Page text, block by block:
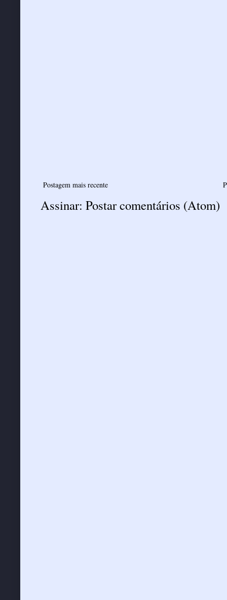
Postagem mais recente
Assinar: Postar comentários (Atom)